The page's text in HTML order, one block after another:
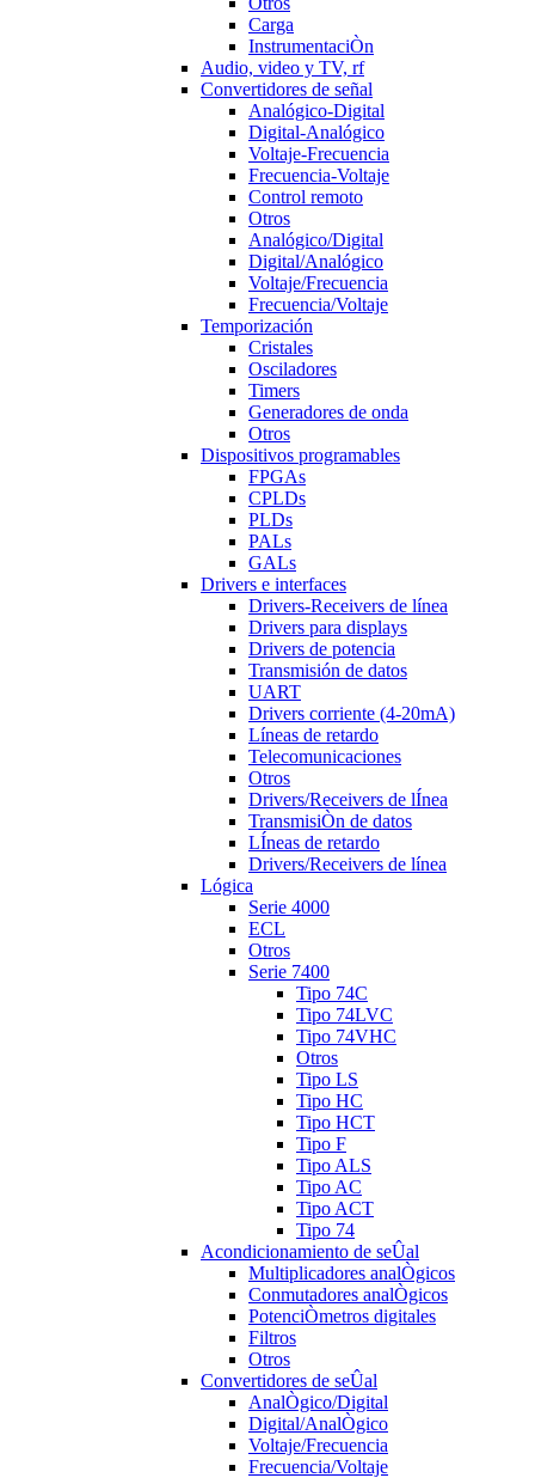
Carga
InstrumentaciÒn
Audio, video y TV, rf
Convertidores de señal
Analógico-Digital
Digital-Analógico
Voltaje-Frecuencia
Frecuencia-Voltaje
Control remoto
Otros
Analógico/Digital
Digital/Analógico
Voltaje/Frecuencia
Frecuencia/Voltaje
Temporización
Cristales
Osciladores
Timers
Generadores de onda
Otros
Dispositivos programables
FPGAs
CPLDs
PLDs
PALs
GALs
Drivers e interfaces
Drivers-Receivers de línea
Drivers para displays
Drivers de potencia
Transmisión de datos
UART
Drivers corriente (4-20mA)
Líneas de retardo
Telecomunicaciones
Otros
Drivers/Receivers de lÍnea
TransmisiÒn de datos
LÍneas de retardo
Drivers/Receivers de línea
Lógica
Serie 4000
ECL
Otros
Serie 7400
Tipo 74C
Tipo 74LVC
Tipo 74VHC
Otros
Tipo LS
Tipo HC
Tipo HCT
Tipo F
Tipo ALS
Tipo AC
Tipo ACT
Tipo 74
Acondicionamiento de seÛal
Multiplicadores analÒgicos
Conmutadores analÒgicos
PotenciÒmetros digitales
Filtros
Otros
Convertidores de seÛal
AnalÒgico/Digital
Digital/AnalÒgico
Voltaje/Frecuencia
Frecuencia/Voltaje